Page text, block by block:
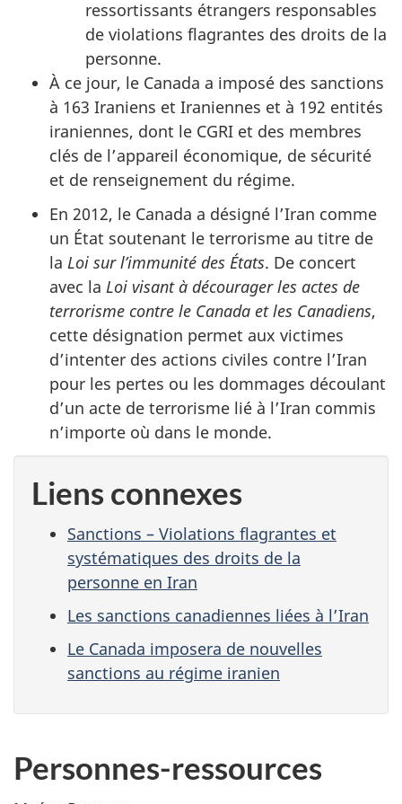
ressortissants étrangers responsables
de violations flagrantes des droits de la
personne.
À ce jour, le Canada a imposé des sanctions
à 163 Iraniens et Iraniennes et à 192 entités
iraniennes, dont le CGRI et des membres
clés de l’appareil économique, de sécurité
et de renseignement du régime.
En 2012, le Canada a désigné l’Iran comme
un État soutenant le terrorisme au titre de
la Loi sur l’immunité des États. De concert
avec la Loi visant à décourager les actes de
terrorisme contre le Canada et les Canadiens,
cette désignation permet aux victimes
d’intenter des actions civiles contre l’Iran
pour les pertes ou les dommages découlant
d’un acte de terrorisme lié à l’Iran commis
n’importe où dans le monde.
Liens connexes
Sanctions – Violations flagrantes et
systématiques des droits de la
personne en Iran
Les sanctions canadiennes liées à l’Iran
Le Canada imposera de nouvelles
sanctions au régime iranien
Personnes-ressources